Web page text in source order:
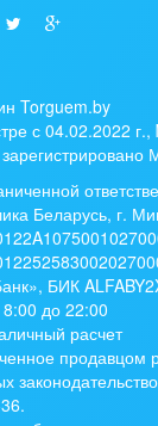
Torguem.by
с 04.02.2022
Беларусь, г.
БИК
до 22:00
расчет
продавцом